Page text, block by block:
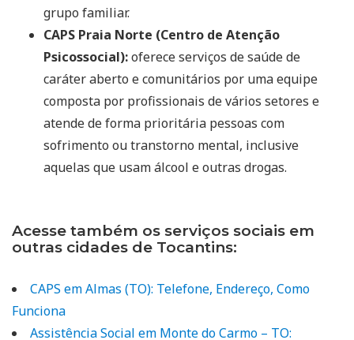
grupo familiar.
CAPS Praia Norte (Centro de Atenção
Psicossocial):oferece serviços de saúde de
caráter aberto e comunitários por uma equipe
composta por profissionais de vários setores e
atende de forma prioritária pessoas com
sofrimento ou transtorno mental, inclusive
aquelas que usam álcool e outras drogas.
Acesse também os serviços sociais em
outras cidades de Tocantins:
CAPS em Almas (TO): Telefone, Endereço, Como
Funciona
Assistência Social em Monte do Carmo – TO: